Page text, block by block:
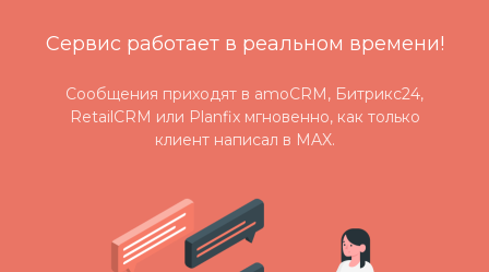
Сервис работает в реальном времени!
Сообщения приходят в amoCRM, Битрикс24,
RetailCRM или Planfix мгновенно, как только
клиент написал в MAX.